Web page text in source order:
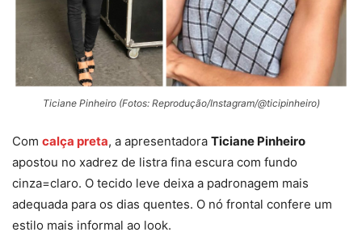
Ticiane Pinheiro (Fotos: Reprodução/Instagram/@ticipinheiro)
Com calça preta, a apresentadora Ticiane Pinheiro
apostou no xadrez de listra fina escura com fundo
cinza=claro. O tecido leve deixa a padronagem mais
adequada para os dias quentes. O nó frontal confere um
estilo mais informal ao look.